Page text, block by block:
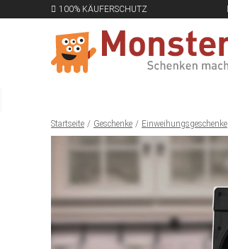
100% KÄUFERSCHUTZ
Startseite Geschenke Einweihungsgeschenke